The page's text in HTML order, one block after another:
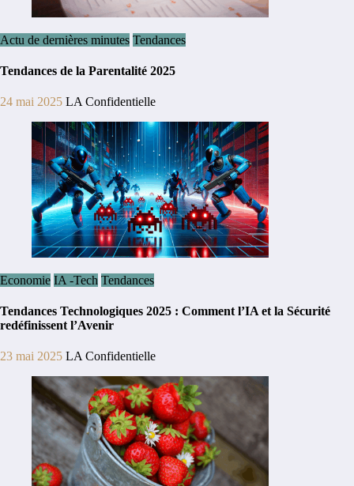
Actu de dernières minutes Tendances
Tendances de la Parentalité 2025
24 mai 2025 LA Confidentielle
Economie IA -Tech Tendances
Tendances Technologiques 2025 : Comment l’IA et la Sécurité
redéfinissent l’Avenir
23 mai 2025 LA Confidentielle